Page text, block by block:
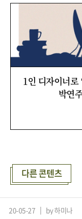
1인 디자이너
박연
다른 콘텐츠
20-05-27 by 하미나